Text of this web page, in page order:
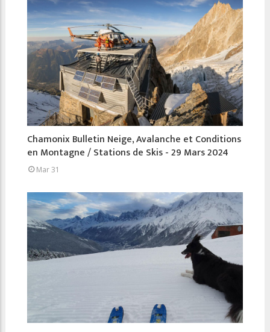
Chamonix Bulletin Neige, Avalanche et Conditions
en Montagne / Stations de Skis - 29 Mars 2024
Mar 31